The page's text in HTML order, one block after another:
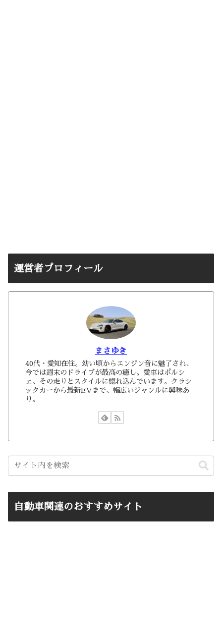
運営者プロフィール
まさゆき
40代・愛知在住。幼い頃からエンジン音に魅了され、
今では週末のドライブが最高の癒し。愛車はポルシ
ェ、その走りとスタイルに惚れ込んでいます。クラシ
ックカーから最新EVまで、幅広いジャンルに興味あ
り。
自動車関連のおすすめサイト